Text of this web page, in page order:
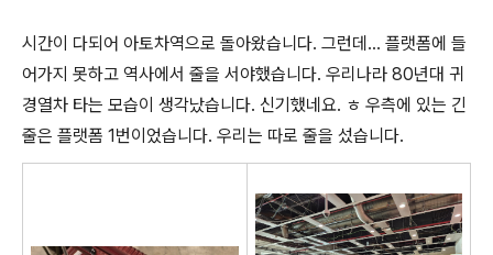
시간이 다되어 아토차역으로 돌아왔습니다. 그런데... 플랫폼에 들
어가지 못하고 역사에서 줄을 서야했습니다. 우리나라 80년대 귀
경열차 타는 모습이 생각났습니다. 신기했네요. ㅎ 우측에 있는 긴
줄은 플랫폼 1번이었습니다. 우리는 따로 줄을 섰습니다.